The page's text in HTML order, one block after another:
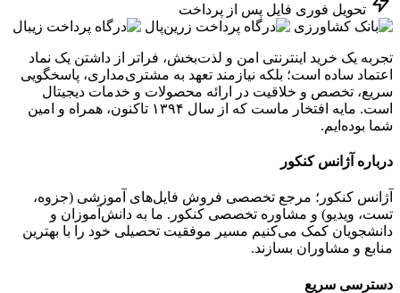
تحویل فوری فایل پس از پرداخت
تجربه یک خرید اینترنتی امن و لذت‌بخش، فراتر از داشتن یک نماد
اعتماد ساده است؛ بلکه نیازمند تعهد به مشتری‌مداری، پاسخگویی
سریع، تخصص و خلاقیت در ارائه محصولات و خدمات دیجیتال
است. مایه افتخار ماست که از سال ۱۳۹۴ تاکنون، همراه و امین
شما بوده‌ایم.
درباره آژانس کنکور
آژانس کنکور؛ مرجع تخصصی فروش فایل‌های آموزشی (جزوه،
تست، ویدیو) و مشاوره تخصصی کنکور. ما به دانش‌آموزان و
دانشجویان کمک می‌کنیم مسیر موفقیت تحصیلی خود را با بهترین
منابع و مشاوران بسازند.
دسترسی سریع